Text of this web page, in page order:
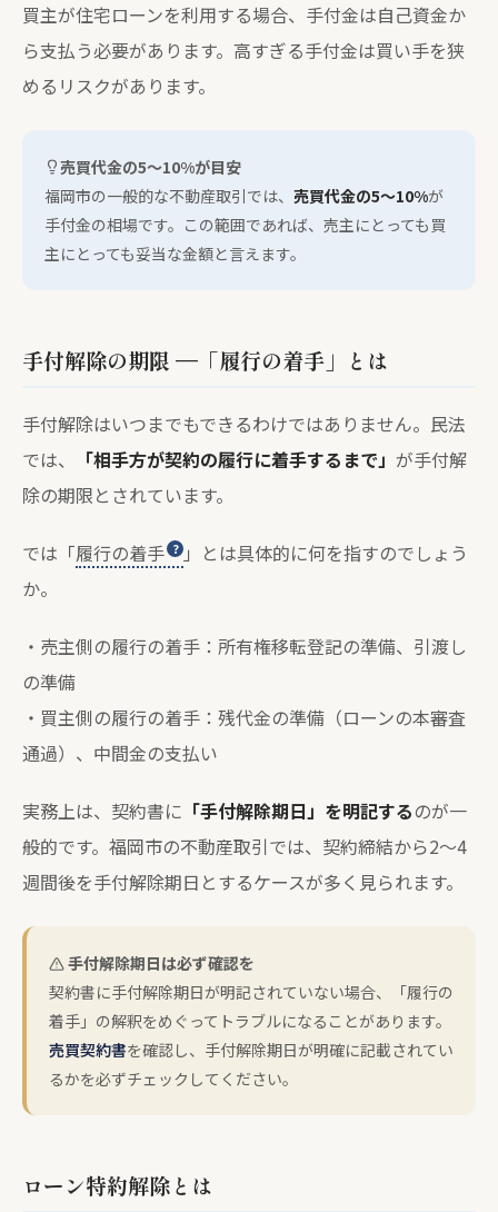
買主が住宅ローンを利用する場合、手付金は自己資金か
ら支払う必要があります。高すぎる手付金は買い手を狭
めるリスクがあります。
売買代金の5〜10%が目安
福岡市の一般的な不動産取引では、 売買代金の5〜10%が
手付金の相場です。この範囲であれば、売主にとっても買
主にとっても妥当な金額と言えます。
手付解除の期限 —「履行の着手」とは
手付解除はいつまでもできるわけではありません。民法
では、
「相手方が契約の履行に着手するまで」 が手付解
除の期限とされています。
では「履行の着手
」とは具体的に何を指すのでしょう
か。
・売主側の履行の着手：所有権移転登記の準備、引渡し
の準備
・買主側の履行の着手：残代金の準備（ローンの本審査
通過）、中間金の支払い
実務上は、契約書に 「手付解除期日」を明記するのが一
般的です。福岡市の不動産取引では、契約締結から2〜4
週間後を手付解除期日とするケースが多く見られます。
手付解除期日は必ず確認を
契約書に手付解除期日が明記されていない場合、「履行の
着手」の解釈をめぐってトラブルになることがあります。
売買契約書を確認し、手付解除期日が明確に記載されてい
るかを必ずチェックしてください。
ローン特約解除とは